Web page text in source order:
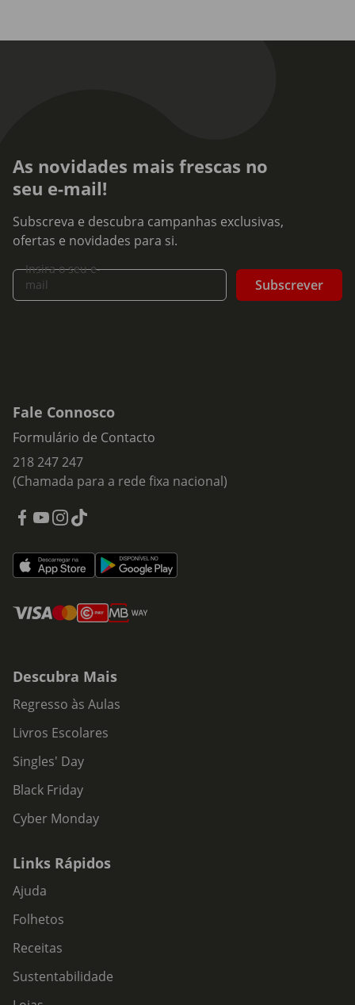
As novidades mais frescas no
seu e-mail!
Subscreva e descubra campanhas exclusivas,
ofertas e novidades para si.
Insira o seu e-
mail
Subscrever
Fale Connosco
Formulário de Contacto
218 247 247
(Chamada para a rede fixa nacional)
Descubra Mais
Regresso às Aulas
Livros Escolares
Singles' Day
Black Friday
Cyber Monday
Links Rápidos
Ajuda
Folhetos
Receitas
Sustentabilidade